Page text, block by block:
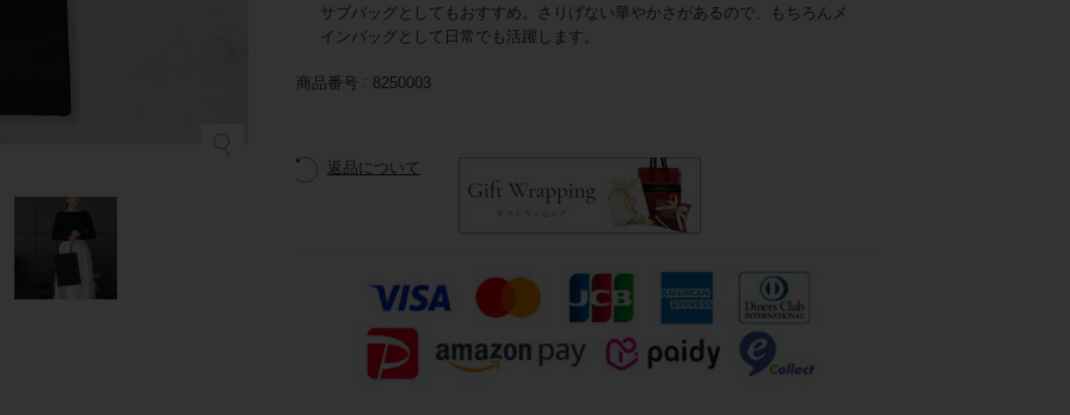
サブバッグとしてもおすすめ。さりげない華やかさがあるので、もちろんメ
インバッグとして日常でも活躍します。
商品番号 8250003
返品について